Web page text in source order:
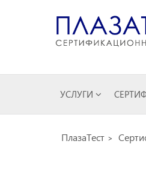
УСЛУГИ
ПлазаТест